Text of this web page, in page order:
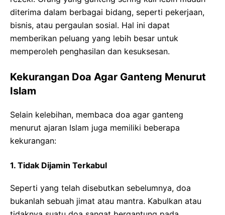
diterima dalam berbagai bidang, seperti pekerjaan,
bisnis, atau pergaulan sosial. Hal ini dapat
memberikan peluang yang lebih besar untuk
memperoleh penghasilan dan kesuksesan.
Kekurangan Doa Agar Ganteng Menurut
Islam
Selain kelebihan, membaca doa agar ganteng
menurut ajaran Islam juga memiliki beberapa
kekurangan:
1. Tidak Dijamin Terkabul
Seperti yang telah disebutkan sebelumnya, doa
bukanlah sebuah jimat atau mantra. Kabulkan atau